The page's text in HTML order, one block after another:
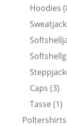
Hoodies
Caps 33
Tasse 11
Poltershirts